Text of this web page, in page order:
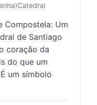
Catedral
Compostela: Um
de Santiago
coração da
do que um
um símbolo